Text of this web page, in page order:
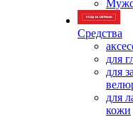
Средства
для
для
для
кожи